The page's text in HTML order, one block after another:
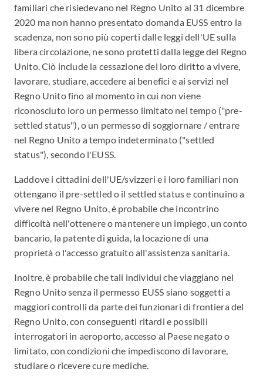
familiari che risiedevano nel Regno Unito al 31 dicembre
2020 ma non hanno presentato domanda EUSS entro la
scadenza, non sono più coperti dalle leggi dell'UE sulla
libera circolazione, ne sono protetti dalla legge del Regno
Unito. Ciò include la cessazione del loro diritto a vivere,
lavorare, studiare, accedere ai benefici e ai servizi nel
Regno Unito fino al momento in cui non viene
riconosciuto loro un permesso limitato nel tempo ("pre-
settled status"), o un permesso di soggiornare / entrare
nel Regno Unito a tempo indeterminato ("settled
status"), secondo l'EUSS.
Laddove i cittadini dell'UE/svizzeri e i loro familiari non
ottengano il pre-settled o il settled status e continuino a
vivere nel Regno Unito, è probabile che incontrino
difficoltà nell'ottenere o mantenere un impiego, un conto
bancario, la patente di guida, la locazione di una
proprietà o l'accesso gratuito all'assistenza sanitaria.
Inoltre, è probabile che tali individui che viaggiano nel
Regno Unito senza il permesso EUSS siano soggetti a
maggiori controlli da parte dei funzionari di frontiera del
Regno Unito, con conseguenti ritardi e possibili
interrogatori in aeroporto, accesso al Paese negato o
limitato, con condizioni che impediscono di lavorare,
studiare o ricevere cure mediche.